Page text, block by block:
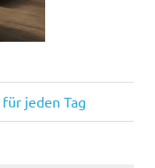
jeden Tag